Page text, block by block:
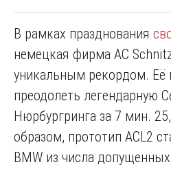
В рамках празднования
немецкая фирма AC
уникальным рекордом. Её
преодолеть легендарную
Нюрбургринга за 7 мин.
образом, прототип ACL2
BMW из числа